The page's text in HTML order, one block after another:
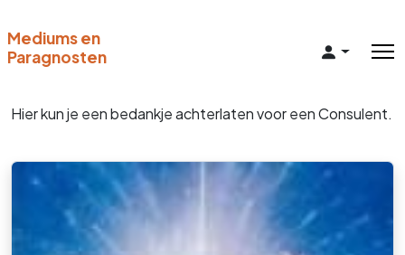
Mediums en
Paragnosten
Hier kun je een bedankje achterlaten voor een Consulent.